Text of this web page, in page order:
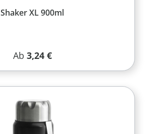
Shaker XL 900ml
Regulärer Preis:
Ab 3,24 €